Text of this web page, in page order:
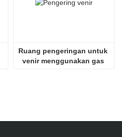
Ruang pengeringan untuk
venir menggunakan gas